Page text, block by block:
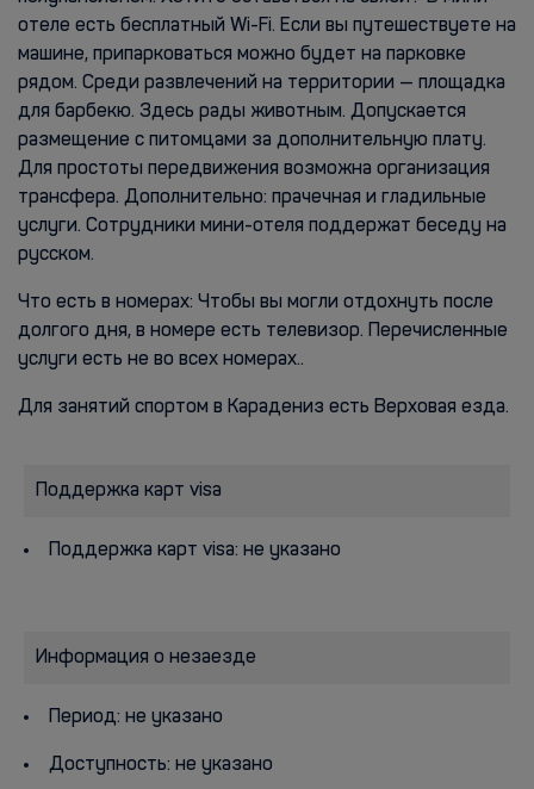
отеле есть бесплатный Wi-Fi. Если вы путешествуете на
машине, припарковаться можно будет на парковке
рядом. Среди развлечений на территории — площадка
для барбекю. Здесь рады животным. Допускается
размещение с питомцами за дополнительную плату.
Для простоты передвижения возможна организация
трансфера. Дополнительно: прачечная и гладильные
услуги. Сотрудники мини-отеля поддержат беседу на
русском.
Что есть в номерах: Чтобы вы могли отдохнуть после
долгого дня, в номере есть телевизор. Перечисленные
услуги есть не во всех номерах..
Для занятий спортом в Карадениз есть Верховая езда.
Поддержка карт visa
Поддержка карт visa: не указано
Информация о незаезде
Период: не указано
Доступность: не указано